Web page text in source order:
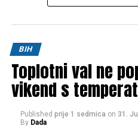
Tweet
Mail
BIH
Toplotni val ne
vikend s
Published prije 1 sedmica on 31.
By Dada